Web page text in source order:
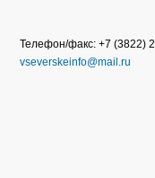
Телефон/факс: +7 (3822)
vseverskeinfo@mail.ru